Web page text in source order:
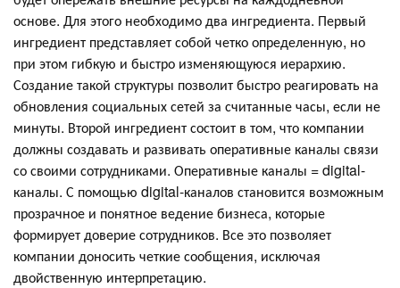
основе. Для этого необходимо два ингредиента. Первый
ингредиент представляет собой четко определенную, но
при этом гибкую и быстро изменяющуюся иерархию.
Создание такой структуры позволит быстро реагировать на
обновления социальных сетей за считанные часы, если не
минуты. Второй ингредиент состоит в том, что компании
должны создавать и развивать оперативные каналы связи
со своими сотрудниками. Оперативные каналы = digital-
каналы. С помощью digital-каналов становится возможным
прозрачное и понятное ведение бизнеса, которые
формирует доверие сотрудников. Все это позволяет
компании доносить четкие сообщения, исключая
двойственную интерпретацию.